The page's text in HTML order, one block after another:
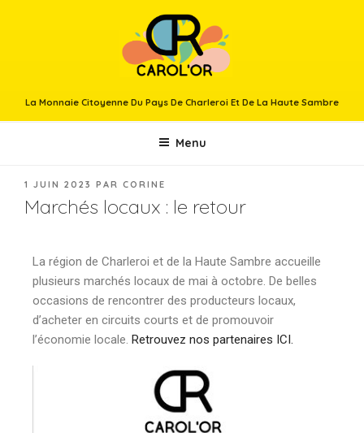
La Monnaie Citoyenne Du Pays De Charleroi Et De La Haute Sambre
Menu
1 JUIN 2023 PAR CORINE
Marchés locaux : le retour
La région de Charleroi et de la Haute Sambre accueille
plusieurs marchés locaux de mai à octobre. De belles
occasions de rencontrer des producteurs locaux,
d’acheter en circuits courts et de promouvoir
l’économie locale. Retrouvez nos partenaires ICI.